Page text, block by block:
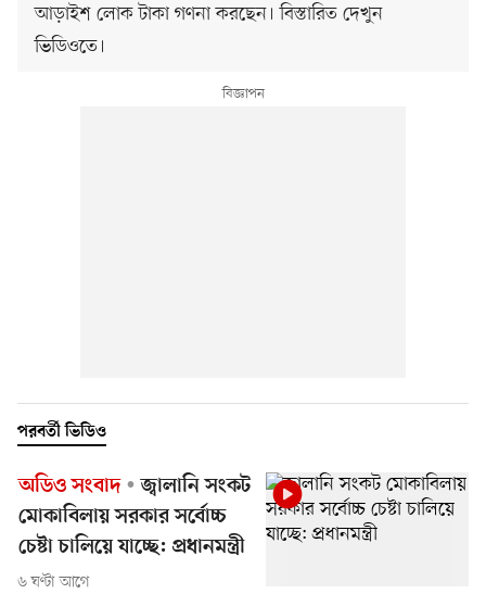
আড়াইশ লোক টাকা গণনা করছেন। বিস্তারিত দেখুন
ভিডিওতে।
পরবর্তী ভিডিও
অডিও সংবাদ
জ্বালানি সংকট
মোকাবিলায় সরকার সর্বোচ্চ
চেষ্টা চালিয়ে যাচ্ছে: প্রধানমন্ত্রী
৬ ঘণ্টা আগে